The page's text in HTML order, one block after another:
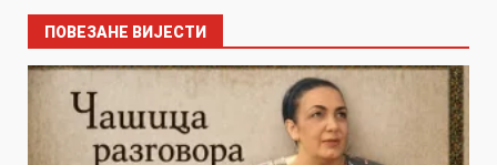
ПОВЕЗАНЕ ВИЈЕСТИ